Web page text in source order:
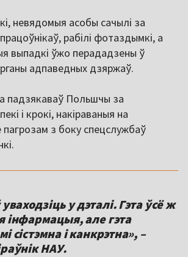
невядомыя асобы сачылі за
рабілі фотаздымкі, а
выпадкі ўжо перададзены ў
адпаведных дзяржаў.
падзякаваў Польшчы за
і крокі, накіраваныя на
пагрозам з боку спецслужбаў
у дэталі. Гэта ўсё ж
інфармацыя, але гэта
сістэмна і канкрэтна», –
НАУ.